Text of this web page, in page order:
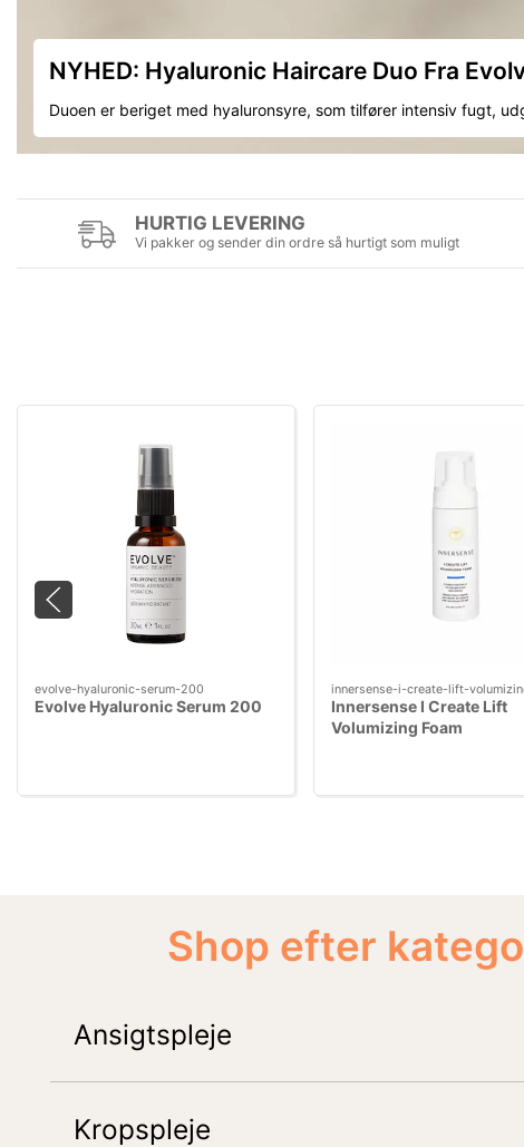
NYHED: Hyaluronic Haircare Duo Fra
Duoen er beriget med hyaluronsyre, som tilfører intensiv fugt,
HURTIG LEVERING
Vi pakker og sender din ordre så hurtigt som muligt
evolve-hyaluronic-serum-200
Evolve Hyaluronic Serum 200
innersense-i-create-lift-
Innersense I Create Lift
Volumizing Foam
Shop efter
Ansigtspleje
Kropspleje